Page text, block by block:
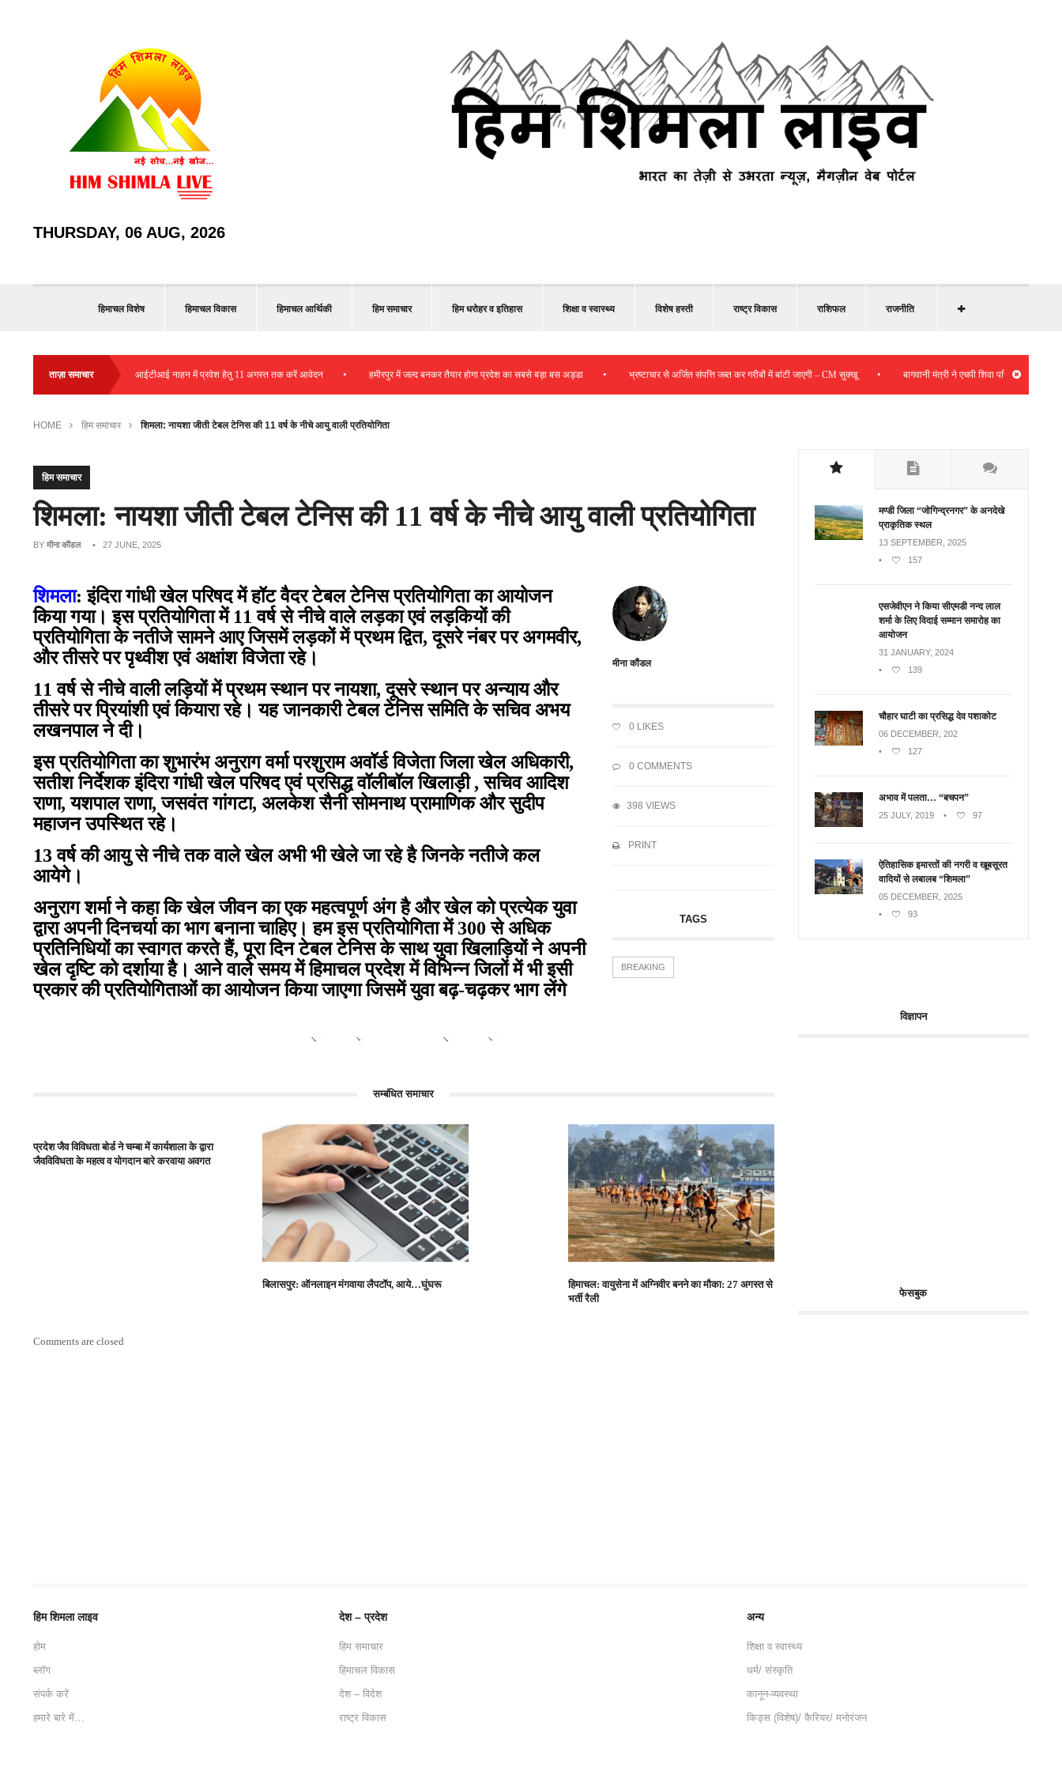
THURSDAY, 06 AUG, 2026
हिमाचल विशेष हिमाचल विकास हिमाचल आर्थिकी हिम समाचार हिम धरोहर व इतिहास शिक्षा व स्वास्थ्य विशेष हस्ती राष्ट्र विकास राशिफल राजनीति
ताज़ा समाचार
प्लेसमेंट आयोजित • आईटीआई नाहन में प्रवेश हेतु 11 अगस्त तक करें आवेदन • हमीरपुर में जल्द बनकर तैयार होगा प्रदेश का सबसे बड़ा बस अड्डा • भ्रष्टाचार से अर्जित संपत्ति जब्त कर गरीबों में बांटी जाएगी – CM सुक्खू • बागवानी मंत्री ने एचपी शिवा परियोजना की
HOME हिम समाचार शिमला: नायशा जीती टेबल टेनिस की 11 वर्ष के नीचे आयु वाली प्रतियोगिता
हिम समाचार
शिमला: नायशा जीती टेबल टेनिस की 11 वर्ष के नीचे आयु वाली प्रतियोगिता
BY मीना कौंडल • 27 JUNE, 2025
मीना कौंडल
0 LIKES
0 COMMENTS
398 VIEWS
PRINT
TAGS
BREAKING
शिमला: इंदिरा गांधी खेल परिषद में हॉट वैदर टेबल टेनिस प्रतियोगिता का आयोजन
किया गया। इस प्रतियोगिता में 11 वर्ष से नीचे वाले लड़का एवं लड़कियों की
प्रतियोगिता के नतीजे सामने आए जिसमें लड़कों में प्रथम द्वित, दूसरे नंबर पर अगमवीर,
और तीसरे पर पृथ्वीश एवं अक्षांश विजेता रहे।
11 वर्ष से नीचे वाली लड़ियों में प्रथम स्थान पर नायशा, दूसरे स्थान पर अन्याय और
तीसरे पर प्रियांशी एवं कियारा रहे। यह जानकारी टेबल टेनिस समिति के सचिव अभय
लखनपाल ने दी।
इस प्रतियोगिता का शुभारंभ अनुराग वर्मा परशुराम अवॉर्ड विजेता जिला खेल अधिकारी,
सतीश निर्देशक इंदिरा गांधी खेल परिषद एवं प्रसिद्ध वॉलीबॉल खिलाड़ी , सचिव आदिश
राणा, यशपाल राणा, जसवंत गांगटा, अलकेश सैनी सोमनाथ प्रामाणिक और सुदीप
महाजन उपस्थित रहे।
13 वर्ष की आयु से नीचे तक वाले खेल अभी भी खेले जा रहे है जिनके नतीजे कल
आयेगे।
अनुराग शर्मा ने कहा कि खेल जीवन का एक महत्वपूर्ण अंग है और खेल को प्रत्येक युवा
द्वारा अपनी दिनचर्या का भाग बनाना चाहिए। हम इस प्रतियोगिता में 300 से अधिक
प्रतिनिधियों का स्वागत करते हैं, पूरा दिन टेबल टेनिस के साथ युवा खिलाड़ियों ने अपनी
खेल दृष्टि को दर्शाया है। आने वाले समय में हिमाचल प्रदेश में विभिन्न जिलों में भी इसी
प्रकार की प्रतियोगिताओं का आयोजन किया जाएगा जिसमें युवा बढ़-चढ़कर भाग लेंगे
सम्बंधित समाचार
प्रदेश जैव विविधता बोर्ड ने चम्बा में कार्यशाला के द्वारा
जैवविविधता के महत्व व योगदान बारे करवाया अवगत
बिलासपुर: ऑनलाइन मंगवाया लैपटॉप, आये…घुंघरू
हिमाचल: वायुसेना में अग्निवीर बनने का मौका: 27 अगस्त से
भर्ती रैली
Comments are closed
मण्डी जिला “जोगिन्द्रनगर” के अनदेखे
प्राकृतिक स्थल
13 SEPTEMBER, 2025
•
157
एसजेवीएन ने किया सीएमडी नन्‍द लाल
शर्मा के लिए विदाई सम्मान समारोह का
आयोजन
31 JANUARY, 2024
•
139
चौहार घाटी का प्रसिद्ध देव पशाकोट
06 DECEMBER, 202
•
127
अभाव में पलता… “बचपन”
25 JULY, 2019 • 97
ऐतिहासिक इमारतों की नगरी व खूबसूरत
वादियों से लबालब “शिमला”
05 DECEMBER, 2025
•
93
विज्ञापन
फेसबुक
हिम शिमला लाइव
होम
ब्लॉग
संपर्क करें
हमारे बारे में…
देश – प्रदेश
हिम समाचार
हिमाचल विकास
देश – विदेश
राष्ट्र विकास
अन्य
शिक्षा व स्वास्थ्य
धर्म/ संस्कृति
कानून-व्यवस्था
किड्स (विशेष)/ कैरियर/ मनोरंजन